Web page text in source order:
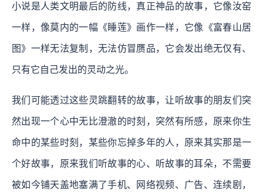
小说是人类文明最后的防线，真正神品的故事，它像汝窑
一样，像莫内的一幅《睡莲》画作一样，它像《富春山居
图》一样无法复制，无法仿冒赝品，它会发出绝无仅有、
只有它自己发出的灵动之光。
我们可能透过这些灵跳翻转的故事，让听故事的朋友们突
然出现一个心中无比澄澈的时刻，突然有所感，原来你生
命中的某些时刻，某些你忘掉多年的人，原来其实那是一
个好故事，原来我们听故事的心、听故事的耳朵，不需要
被如今铺天盖地塞满了手机、网络视频、广告、连续剧，